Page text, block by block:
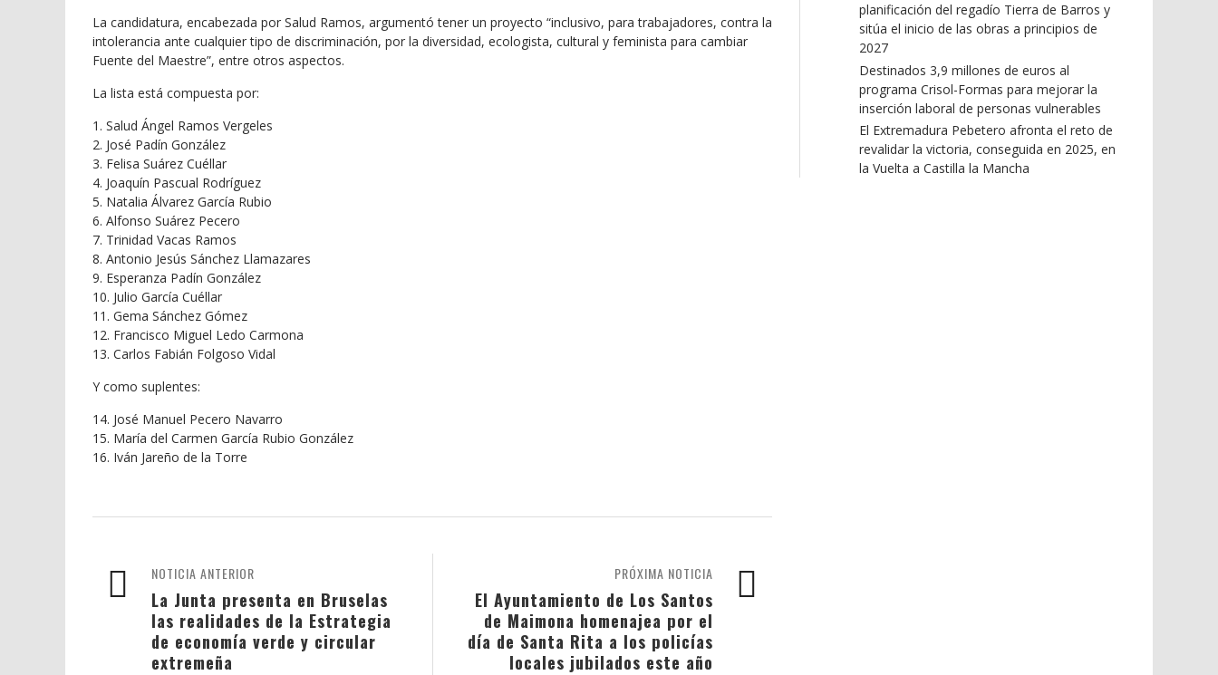
La candidatura, encabezada por Salud Ramos, argumentó tener un proyecto “inclusivo, para trabajadores, contra la
intolerancia ante cualquier tipo de discriminación, por la diversidad, ecologista, cultural y feminista para cambiar
Fuente del Maestre”, entre otros aspectos.
La lista está compuesta por:
1. Salud Ángel Ramos Vergeles
2. José Padín González
3. Felisa Suárez Cuéllar
4. Joaquín Pascual Rodríguez
5. Natalia Álvarez García Rubio
6. Alfonso Suárez Pecero
7. Trinidad Vacas Ramos
8. Antonio Jesús Sánchez Llamazares
9. Esperanza Padín González
10. Julio García Cuéllar
11. Gema Sánchez Gómez
12. Francisco Miguel Ledo Carmona
13. Carlos Fabián Folgoso Vidal
Y como suplentes:
14. José Manuel Pecero Navarro
15. María del Carmen García Rubio González
16. Iván Jareño de la Torre
PRÓXIMA NOTICIA
El Ayuntamiento de Los Santos
de Maimona homenajea por el
día de Santa Rita a los policías
locales jubilados este año
NOTICIA ANTERIOR
La Junta presenta en Bruselas
las realidades de la Estrategia
de economía verde y circular
extremeña
planificación del regadío Tierra de Barros y
sitúa el inicio de las obras a principios de
2027
Destinados 3,9 millones de euros al
programa Crisol-Formas para mejorar la
inserción laboral de personas vulnerables
El Extremadura Pebetero afronta el reto de
revalidar la victoria, conseguida en 2025, en
la Vuelta a Castilla la Mancha